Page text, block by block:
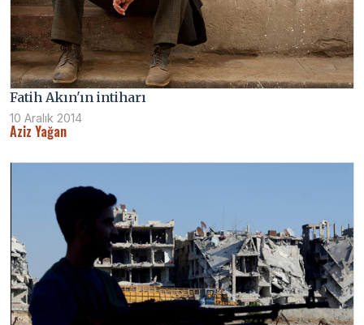
Fatih Akın'ın intiharı
10 Aralık 2014
Aziz Yağan